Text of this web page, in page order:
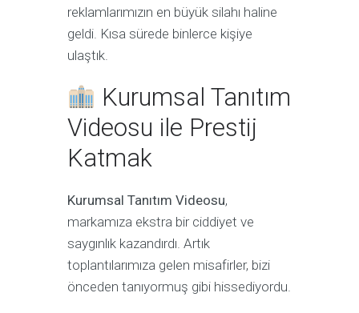
reklamlarımızın en büyük silahı haline
geldi. Kısa sürede binlerce kişiye
ulaştık.
Kurumsal Tanıtım
Videosu ile Prestij
Katmak
Kurumsal Tanıtım Videosu,
markamıza ekstra bir ciddiyet ve
saygınlık kazandırdı. Artık
toplantılarımıza gelen misafirler, bizi
önceden tanıyormuş gibi hissediyordu.